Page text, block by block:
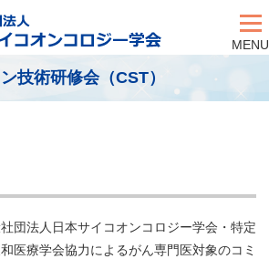
MENU
技術研修会（CST）
団法人日本サイコオンコロジー学会・特定
医療学会協力によるがん専門医対象のコミ